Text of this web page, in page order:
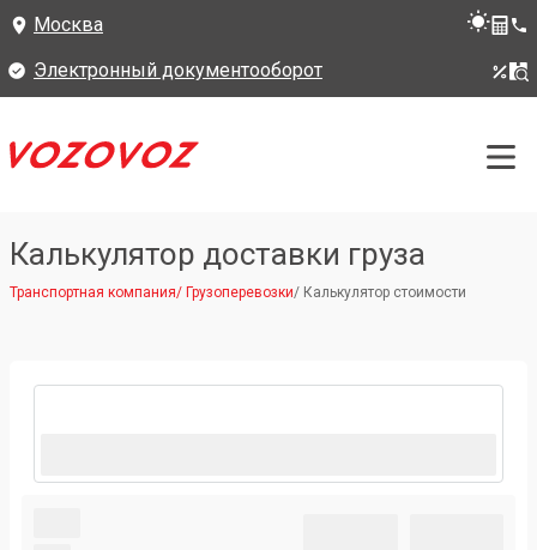
Москва
Электронный документооборот
Калькулятор доставки груза
Транспортная компания/ Грузоперевозки/ Калькулятор стоимости